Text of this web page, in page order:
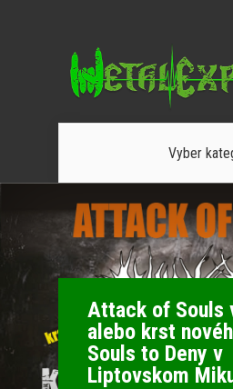
Vyber
Attack of Souls
alebo krst
Souls to Deny v
Liptovskom